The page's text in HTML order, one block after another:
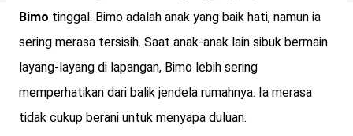
Bimo tinggal. Bimo adalah anak yang baik hati, namun ia
sering merasa tersisih. Saat anak-anak lain sibuk bermain
layang-layang di lapangan, Bimo lebih sering
memperhatikan dari balik jendela rumahnya. Ia merasa
tidak cukup berani untuk menyapa duluan.